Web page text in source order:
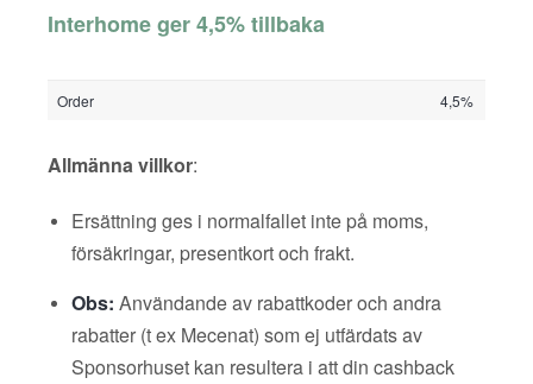
Interhome ger 4,5% tillbaka
Order 4,5%
Allmänna villkor:
Ersättning ges i normalfallet inte på moms,
försäkringar, presentkort och frakt.
Obs: Användande av rabattkoder och andra
rabatter (t ex Mecenat) som ej utfärdats av
Sponsorhuset kan resultera i att din cashback